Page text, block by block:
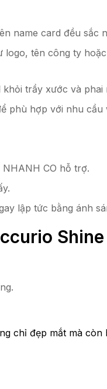
name card đều sắc
tên công ty
trầy xước và phai
phù hợp với nhu cầu
CO hỗ trợ.
lập tức bằng ánh
chỉ đẹp mắt mà